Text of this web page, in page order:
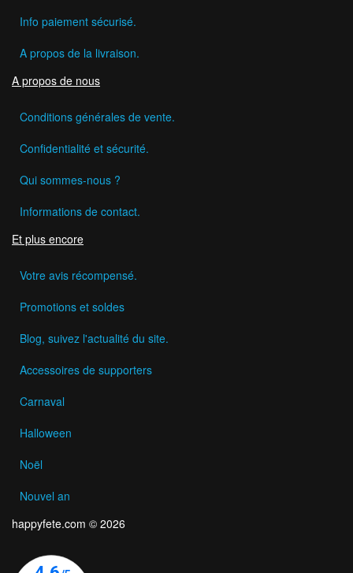
Info paiement sécurisé.
A propos de la livraison.
A propos de nous
Conditions générales de vente.
Confidentialité et sécurité.
Qui sommes-nous ?
Informations de contact.
Et plus encore
Votre avis récompensé.
Promotions et soldes
Blog, suivez l'actualité du site.
Accessoires de supporters
Carnaval
Halloween
Noël
Nouvel an
happyfete.com © 2026